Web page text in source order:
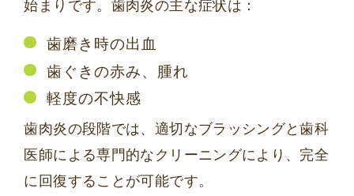
始まりです。歯肉炎の主な症状は：
歯磨き時の出血
歯ぐきの赤み、腫れ
軽度の不快感
歯肉炎の段階では、適切なブラッシングと歯科
医師による専門的なクリーニングにより、完全
に回復することが可能です。